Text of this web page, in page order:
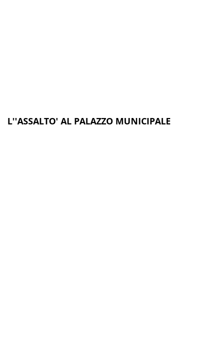
L''ASSALTO' AL PALAZZO MUNICIPALE